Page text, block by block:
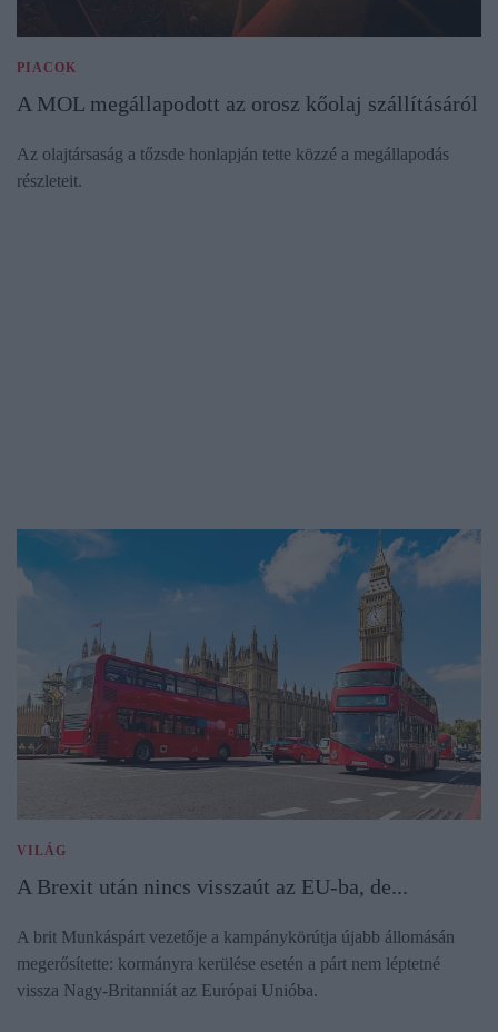
PIACOK
A MOL megállapodott az orosz kőolaj szállításáról
Az olajtársaság a tőzsde honlapján tette közzé a megállapodás
részleteit.
VILÁG
A Brexit után nincs visszaút az EU-ba, de...
A brit Munkáspárt vezetője a kampánykörútja újabb állomásán
megerősítette: kormányra kerülése esetén a párt nem léptetné
vissza Nagy-Britanniát az Európai Unióba.